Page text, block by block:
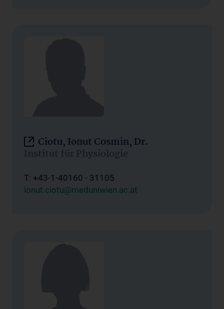
Ciotu, Ionut Cosmin, Dr.
Institut für Physiologie
T: +43-1-40160 - 31105
ionut.ciotu@meduniwien.ac.at